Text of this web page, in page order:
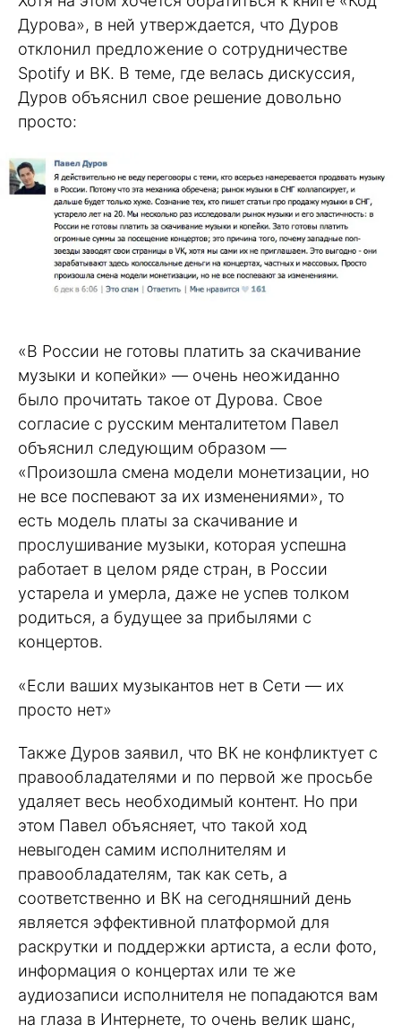
Дурова», в ней утверждается, что Дуров
отклонил предложение о сотрудничестве
Spotify и ВК. В теме, где велась дискуссия,
Дуров объяснил свое решение довольно
просто:
«В России не готовы платить за скачивание
музыки и копейки» — очень неожиданно
было прочитать такое от Дурова. Свое
согласие с русским менталитетом Павел
объяснил следующим образом —
«Произошла смена модели монетизации, но
не все поспевают за их изменениями», то
есть модель платы за скачивание и
прослушивание музыки, которая успешна
работает в целом ряде стран, в России
устарела и умерла, даже не успев толком
родиться, а будущее за прибылями с
концертов.
«Если ваших музыкантов нет в Сети — их
просто нет»
Также Дуров заявил, что ВК не конфликтует с
правообладателями и по первой же просьбе
удаляет весь необходимый контент. Но при
этом Павел объясняет, что такой ход
невыгоден самим исполнителям и
правообладателям, так как сеть, а
соответственно и ВК на сегодняшний день
является эффективной платформой для
раскрутки и поддержки артиста, а если фото,
информация о концертах или те же
аудиозаписи исполнителя не попадаются вам
на глаза в Интернете, то очень велик шанс,